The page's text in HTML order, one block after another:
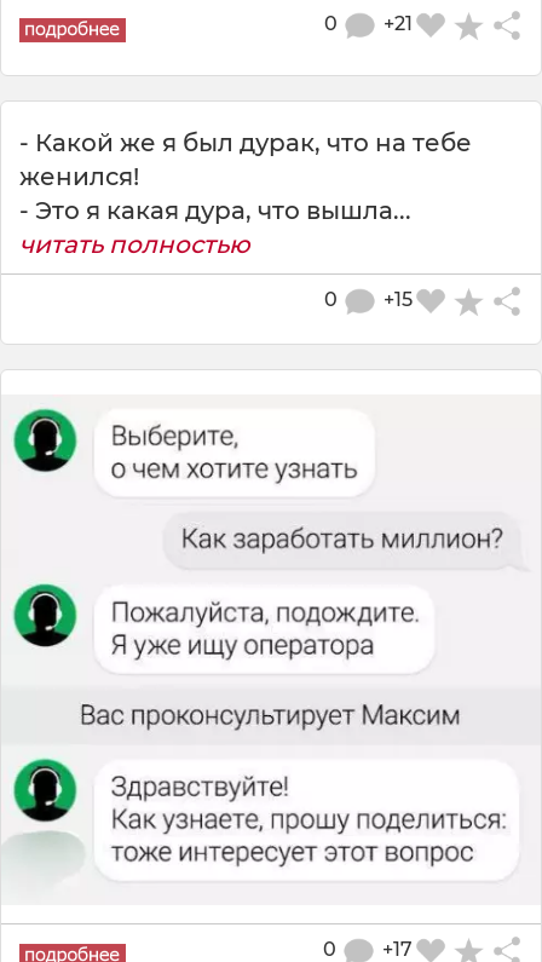
+21
0
- Какой же я был дурак, что на тебе
женился!
- Это я какая дура, что вышла...
читать полностью
+15
0
+17
0